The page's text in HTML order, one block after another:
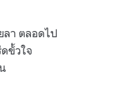
ลา ตลอดไป
ขั้วใจ